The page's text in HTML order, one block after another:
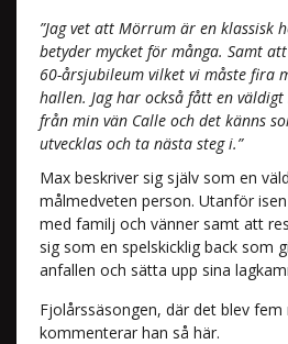
”Jag vet att Mörrum är en klassisk
betyder mycket för många. Samt
60-årsjubileum vilket vi måste fira
hallen. Jag har också fått en
från min vän Calle och det känns
utvecklas och ta nästa steg i.”
Max beskriver sig själv som en
målmedveten person. Utanför
med familj och vänner samt att
sig som en spelskicklig back som
anfallen och sätta upp sina
Fjolårssäsongen, där det blev fem
kommenterar han så här.